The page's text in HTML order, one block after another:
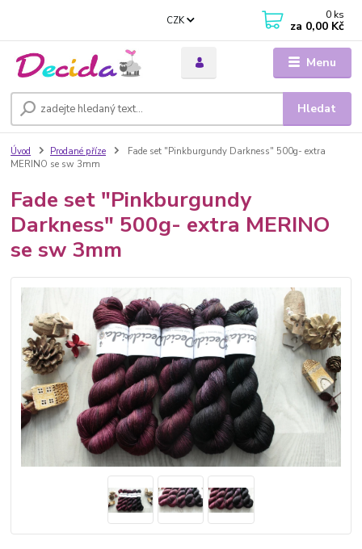
Menu
CZK
Hledat
0 ks
za 0,00 Kč
Úvod Prodané příze
Fade set "Pinkburgundy Darkness" 500g- extra
MERINO se sw 3mm
Fade set "Pinkburgundy
Darkness" 500g- extra MERINO
se sw 3mm